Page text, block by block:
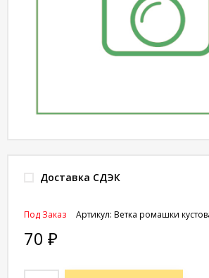
Доставка СДЭК
Артикул: Ветка ромашки
Под Заказ
70 ₽